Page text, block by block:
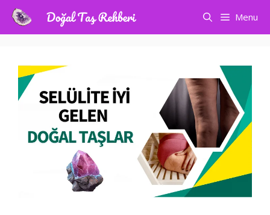
İçeriğe
atla
Menu